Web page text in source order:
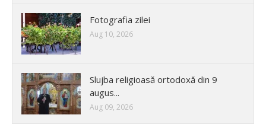
Fotografia zilei
Aug 10, 2026
Slujba religioasă ortodoxă din 9
augus...
Aug 09, 2026